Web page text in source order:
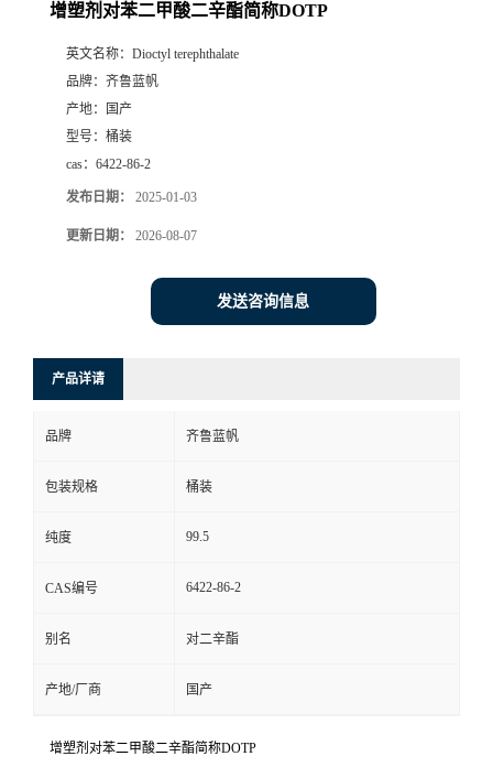
增塑剂对苯二甲酸二辛酯简称DOTP
英文名称： Dioctyl terephthalate
品牌： 齐鲁蓝帆
产地：
国产
型号： 桶装
cas： 6422-86-2
发布日期： 2025-01-03
更新日期： 2026-08-07
发送咨询信息
产品详请
品牌 齐鲁蓝帆
包装规格 桶装
纯度 99.5
CAS编号 6422-86-2
别名 对二辛酯
产地/厂商 国产
增塑剂对苯二甲酸二辛酯简称DOTP